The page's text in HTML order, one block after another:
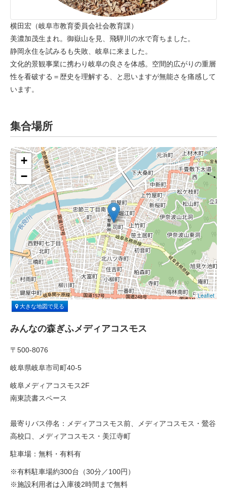
横田宏（岐阜市教育委員会社会教育課）
美濃加茂生まれ。御嶽山を見、飛騨川の水で育ちました。
静岡永住を試みるも失敗、岐阜に来ました。
文化的景観事業に携わり岐阜の良さを体感。空間的広がりの重層
性を看破する＝歴史を理解する、と思いますが無能さを痛感して
います。
集合場所
+
−
Leaflet
大きな地図で見る
みんなの森ぎふメディアコスモス
〒500-8076
岐阜県岐阜市司町40-5
岐阜メディアコスモス2F
南東読書スペース
最寄りバス停名：メディアコスモス前、メディアコスモス・鶯谷
高校口、メディアコスモス・美江寺町
駐車場：無料・有料有
※有料駐車場約300台（30分／100円）
※施設利用者は入庫後2時間まで無料